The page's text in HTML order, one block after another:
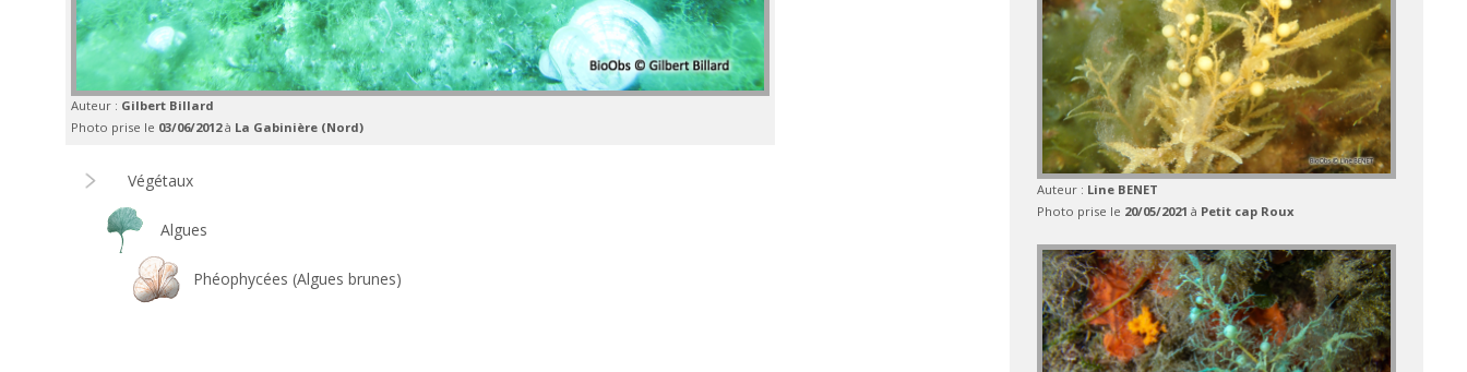
Auteur : Gilbert Billard
Photo prise le 03/06/2012à La Gabinière (Nord)
Végétaux
Algues
Phéophycées (Algues brunes)
Auteur : Line BENET
Photo prise le 20/05/2021 à Petit cap Roux